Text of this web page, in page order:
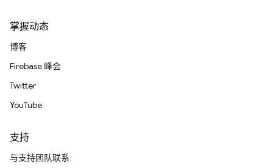
掌握动态
博客
Firebase 峰会
Twitter
YouTube
支持
与支持团队联系